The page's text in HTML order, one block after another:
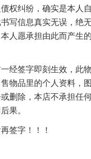
权纠纷，确实是本人
写信息真实无误，绝
人愿承担由此而产生
经签字即刻生效，此
物品里的个人资料，
删除，本店不承担任
果。
签字！！！